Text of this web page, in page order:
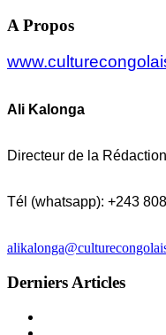
A Propos
Ali Kalonga
Directeur de la Rédaction
Tél (whatsapp): +243
Derniers Articles